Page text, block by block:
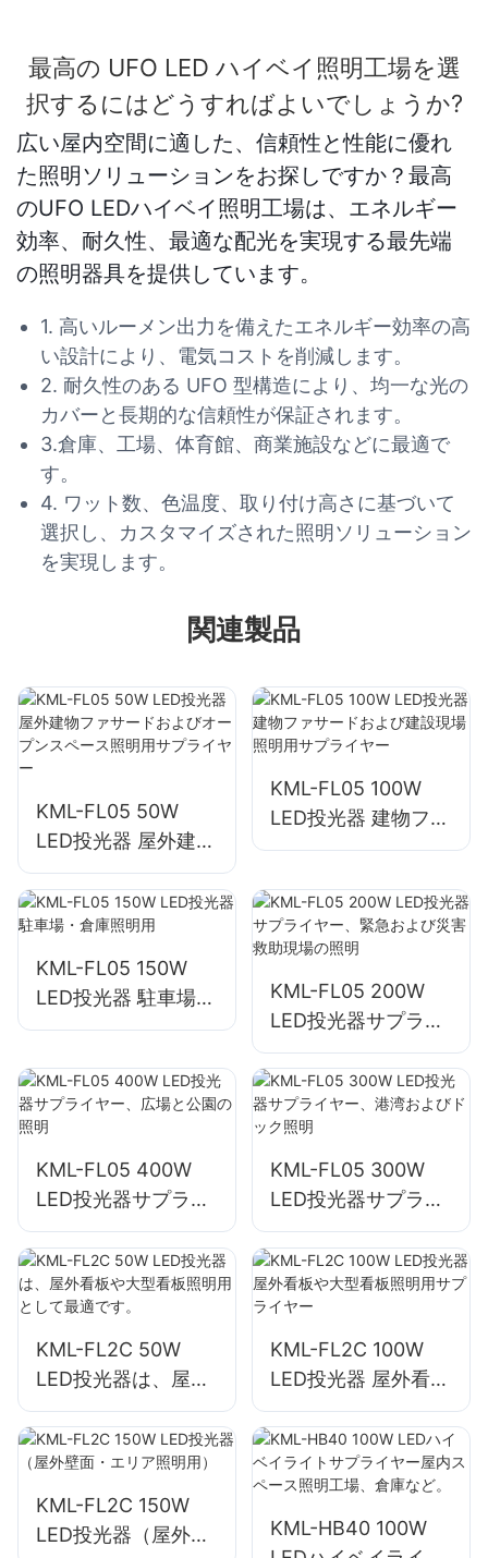
最高の UFO LED ハイベイ照明工場を選
択するにはどうすればよいでしょうか?
広い屋内空間に適した、信頼性と性能に優れ
た照明ソリューションをお探しですか？最高
のUFO LEDハイベイ照明工場は、エネルギー
効率、耐久性、最適な配光を実現する最先端
の照明器具を提供しています。
1. 高いルーメン出力を備えたエネルギー効率の高
い設計により、電気コストを削減します。
2. 耐久性のある UFO 型構造により、均一な光の
カバーと長期的な信頼性が保証されます。
3.倉庫、工場、体育館、商業施設などに最適で
す。
4. ワット数、色温度、取り付け高さに基づいて
選択し、カスタマイズされた照明ソリューション
を実現します。
関連製品
KML-FL05 50W
LED投光器 屋外建物
ファサードおよびオ
ープンスペース照明
用サプライヤー
KML-FL05 100W
LED投光器 建物ファ
サードおよび建設現
ー
KML-FL05 150W
LED投光器 駐車場・
倉庫照明用
KML-FL05 200W
LED投光器サプライ
ヤー、緊急および災
害救助現場の照明
KML-FL05 400W
LED投光器サプライ
ヤー、広場と公園の
照明
KML-FL05 300W
LED投光器サプライ
ヤー、港湾およびド
ック照明
KML-FL2C 50W
LED投光器は、屋外
看板や大型看板照明
用として最適です。
KML-FL2C 100W
LED投光器 屋外看板
や大型看板照明用サ
プライヤー
KML-FL2C 150W
LED投光器（屋外壁
KML-HB40 100W